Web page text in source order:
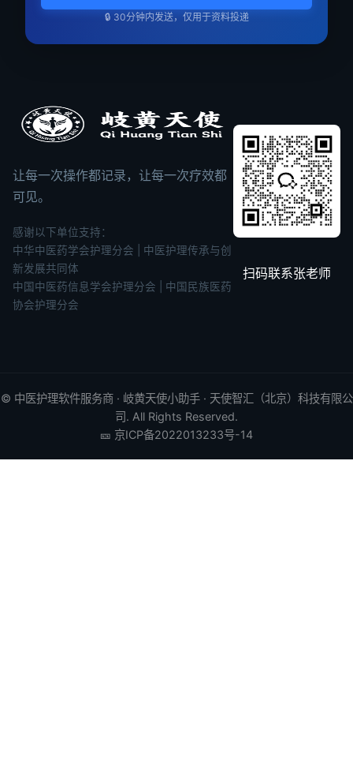
🔒 30分钟内发送，仅用于资料投递
让每一次操作都记录，让每一次疗效都
可见。
感谢以下单位支持：
中华中医药学会护理分会 | 中医护理传承与创
新发展共同体
中国中医药信息学会护理分会 | 中国民族医药
协会护理分会
扫码联系张老师
© 中医护理软件服务商 · 岐黄天使小助手 · 天使智汇（北京）科技有限公
司. All Rights Reserved.
🎫 京ICP备2022013233号-14